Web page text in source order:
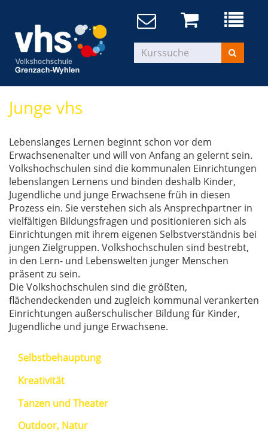
Junge vhs
Lebenslanges Lernen beginnt schon vor dem
Erwachsenenalter und will von Anfang an gelernt sein.
Volkshochschulen sind die kommunalen Einrichtungen
lebenslangen Lernens und binden deshalb Kinder,
Jugendliche und junge Erwachsene früh in diesen
Prozess ein. Sie verstehen sich als Ansprechpartner in
vielfältigen Bildungsfragen und positionieren sich als
Einrichtungen mit ihrem eigenen Selbstverständnis bei
jungen Zielgruppen. Volkshochschulen sind bestrebt,
in den Lern- und Lebenswelten junger Menschen
präsent zu sein.
Die Volkshochschulen sind die größten,
flächendeckenden und zugleich kommunal verankerten
Einrichtungen außerschulischer Bildung für Kinder,
Jugendliche und junge Erwachsene.
Selbstbehauptung
Kreativität
Tanzen und Theater
Outdoor, Natur